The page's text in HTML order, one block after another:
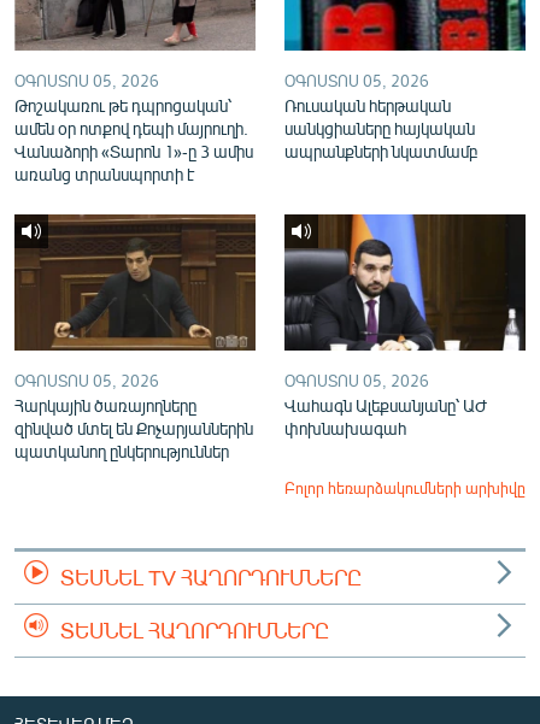
ՕԳՈՍՏՈՍ 05, 2026
Թոշակառու թե դպրոցական՝
ամեն օր ոտքով դեպի մայրուղի.
Վանաձորի «Տարոն 1»-ը 3 ամիս
առանց տրանսպորտի է
ՕԳՈՍՏՈՍ 05, 2026
Ռուսական հերթական
սանկցիաները հայկական
ապրանքների նկատմամբ
ՕԳՈՍՏՈՍ 05, 2026
Հարկային ծառայողները
զինված մտել են Քոչարյաններին
պատկանող ընկերություններ
ՕԳՈՍՏՈՍ 05, 2026
Վահագն Ալեքսանյանը՝ ԱԺ
փոխնախագահ
Բոլոր հեռարձակումների արխիվը
ՏԵՍՆԵԼ TV ՀԱՂՈՐԴՈՒՄՆԵՐԸ
ՏԵՍՆԵԼ ՀԱՂՈՐԴՈՒՄՆԵՐԸ